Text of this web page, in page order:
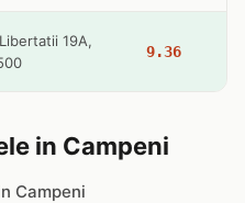
19A,
9.36
in Campeni
Campeni